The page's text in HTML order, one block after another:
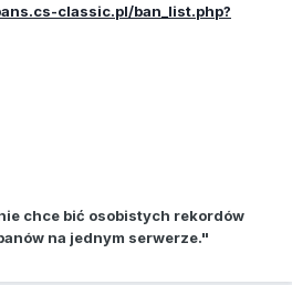
classic.pl/ban_list.php?
chce bić osobistych rekordów
na jednym serwerze."